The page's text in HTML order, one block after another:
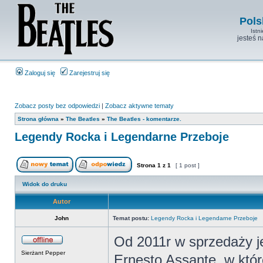
jesteś
Zaloguj się Zarejestruj się
Zobacz posty bez odpowiedzi | Zobacz aktywne tematy
Strona główna » The Beatles » The Beatles - komentarze.
Legendy Rocka i Legendarne Przeboje
Strona 1 z 1 [ 1 post ]
Widok do druku
Autor
John Temat postu: Legendy Rocka i Legendarne Przeboje
Sierżant Pepper
Od 2011r w sprzedaży
Ernesto Assante, w